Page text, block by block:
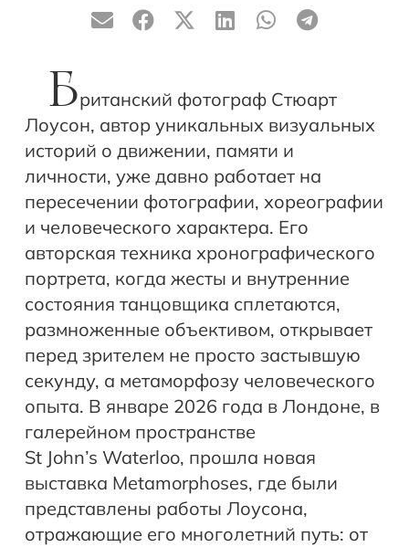
Британский фотограф Стюарт
Лоусон, автор уникальных визуальных
историй о движении, памяти и
личности, уже давно работает на
пересечении фотографии, хореографии
и человеческого характера. Его
авторская техника хронографического
портрета, когда жесты и внутренние
состояния танцовщика сплетаются,
размноженные объективом, открывает
перед зрителем не просто застывшую
секунду, а метаморфозу человеческого
опыта. В январе 2026 года в Лондоне, в
галерейном пространстве
St John’s Waterloo, прошла новая
выставка Metamorphoses, где были
представлены работы Лоусона,
отражающие его многолетний путь: от